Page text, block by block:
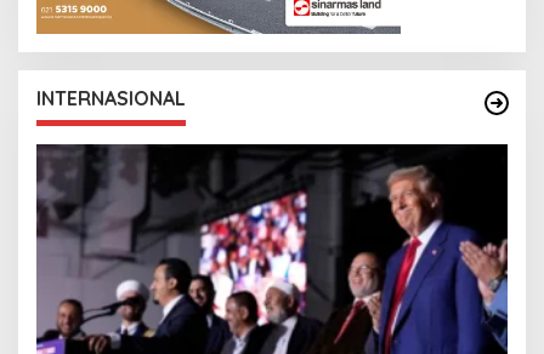
INTERNASIONAL